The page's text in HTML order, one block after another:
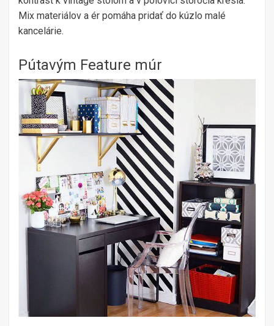
Mix materiálov a ér pomáha pridať do kúzlo malé
kancelárie.
Pútavým Feature múr